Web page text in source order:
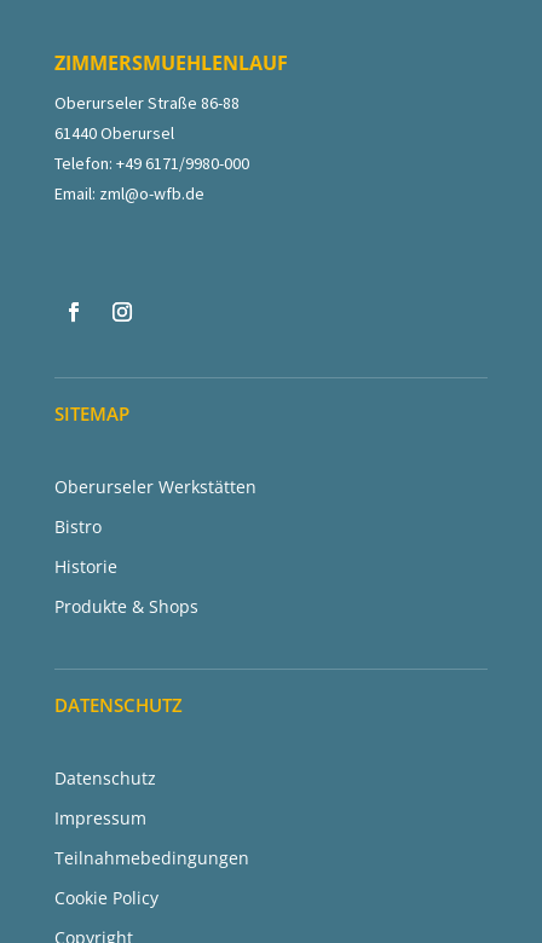
ZIMMERSMUEHLENLAUF
Oberurseler Straße 86-88
61440 Oberursel
Telefon: +49 6171/9980-000
Email: zml@o-wfb.de
SITEMAP
Oberurseler Werkstätten
Bistro
Historie
Produkte & Shops
DATENSCHUTZ
Datenschutz
Impressum
Teilnahmebedingungen
Cookie Policy
Copyright